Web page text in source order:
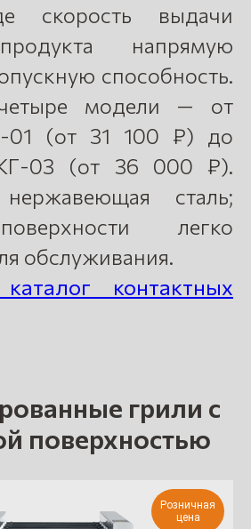
скорость выдачи
напрямую
способность.
модели — от
01 (от 31 100 ₽) до
КГ-03 (от 36 000 ₽).
сталь;
легко
обслуживания.
контактных
грили с
поверхностью
Розничная
цена